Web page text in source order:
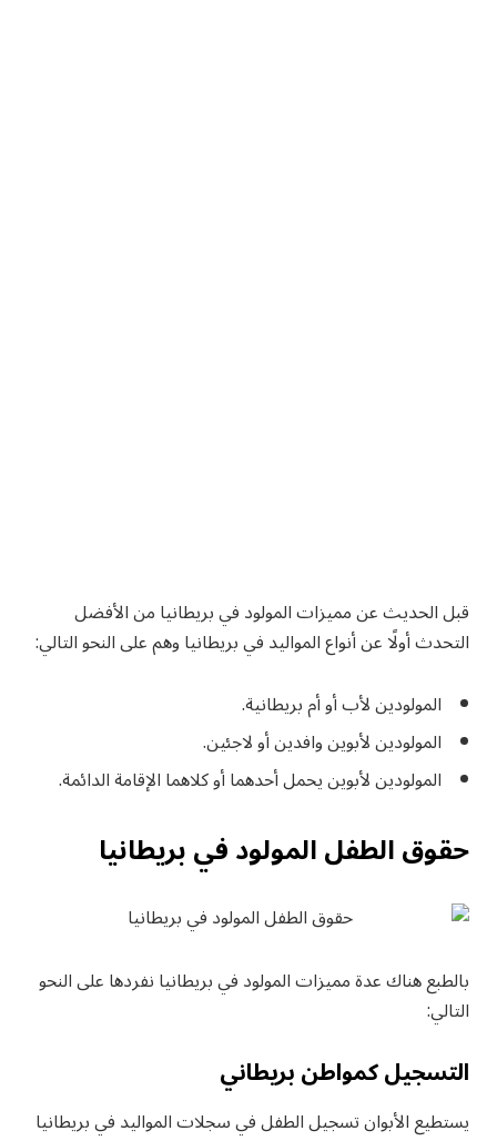
قبل الحديث عن مميزات المولود في بريطانيا من الأفضل
التحدث أولًا عن أنواع المواليد في بريطانيا وهم على النحو التالي:
المولودين لأب أو أم بريطانية.
المولودين لأبوين وافدين أو لاجئين.
المولودين لأبوين يحمل أحدهما أو كلاهما الإقامة الدائمة.
حقوق الطفل المولود في بريطانيا
بالطبع هناك عدة مميزات المولود في بريطانيا نفردها على النحو
التالي:
التسجيل كمواطن بريطاني
يستطيع الأبوان تسجيل الطفل في سجلات المواليد في بريطانيا